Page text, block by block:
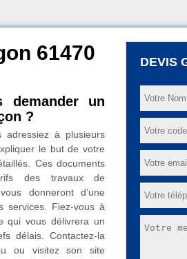
61470
demander un
?
à plusieurs
le but de votre
Ces documents
des travaux de
donneront d’une
services. Fiez-vous à
qui vous délivrera un
délais. Contactez-la
ou visitez son site
DEVIS